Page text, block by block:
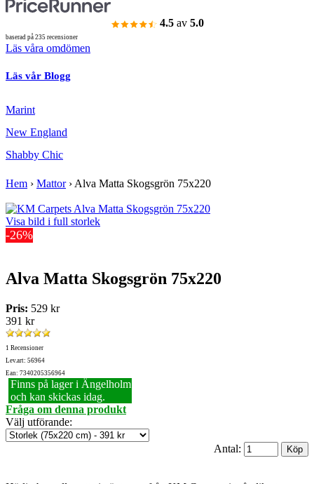
4.5 av 5.0
baserad på 235 recensioner
Läs våra omdömen
Läs vår Blogg
Marint
New England
Shabby Chic
Hem › Mattor›Alva Matta Skogsgrön 75x220
Visa bild i full storlek
-26%
Alva Matta Skogsgrön 75x220
Pris: 529 kr
391 kr
1 Recensioner
Lev.art: 56964
Ean: 7340205356964
Finns på lager i Ängelholm
och kan skickas idag.
Fråga om denna produkt
Välj utförande:
Antal: